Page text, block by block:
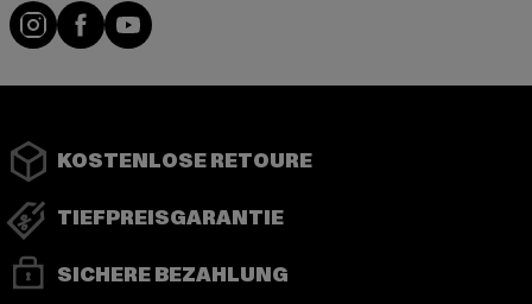
Instagram
FacebookYouTube
KOSTENLOSE RETOURE
TIEFPREISGARANTIE
SICHERE BEZAHLUNG